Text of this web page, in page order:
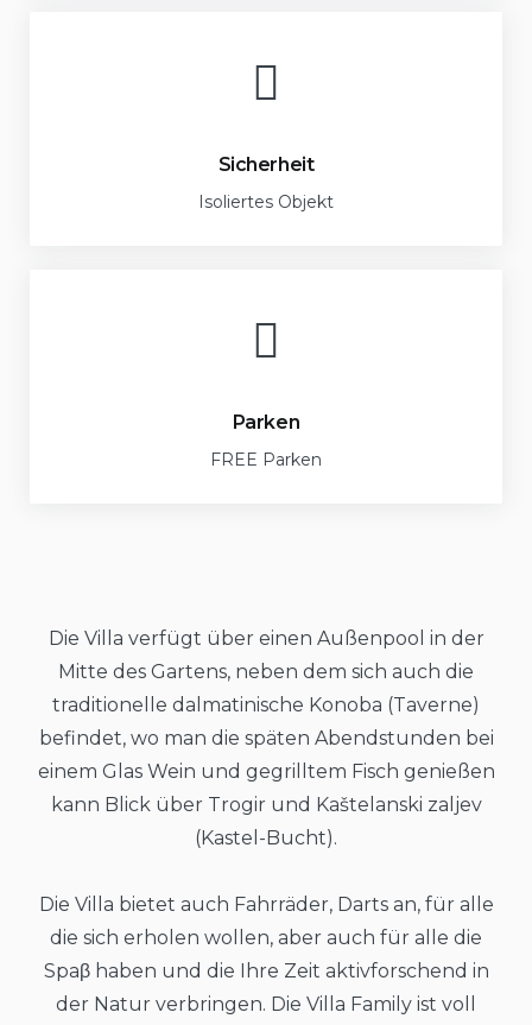
Sicherheit
Isoliertes Objekt
Parken
FREE Parken
Die Villa verfügt über einen Außenpool in der
Mitte des Gartens, neben dem sich auch die
traditionelle dalmatinische Konoba (Taverne)
befindet, wo man die späten Abendstunden bei
einem Glas Wein und gegrilltem Fisch genießen
kann Blick über Trogir und Kaštelanski zaljev
(Kastel-Bucht).
Die Villa bietet auch Fahrräder, Darts an, für alle
die sich erholen wollen, aber auch für alle die
Spaβ haben und die Ihre Zeit aktivforschend in
der Natur verbringen. Die Villa Family ist voll